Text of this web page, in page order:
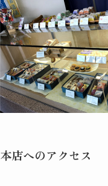
本店へのアクセス